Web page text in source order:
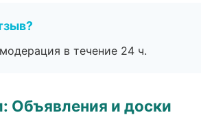
в течение 24 ч.
Объявления и доски